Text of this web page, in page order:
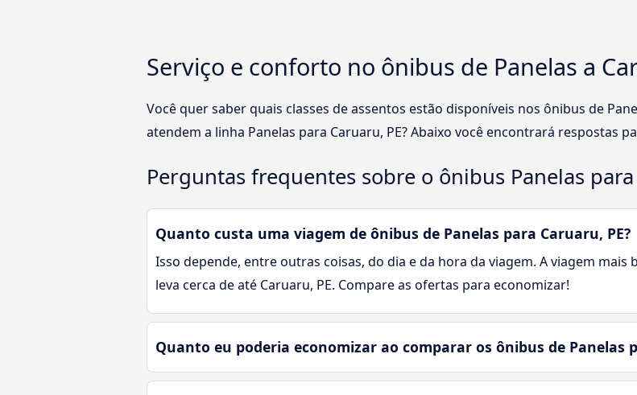
Serviço e conforto no ônibus de Panelas a
Você quer saber quais classes de assentos estão disponíveis nos ônibus de
atendem a linha Panelas para Caruaru, PE? Abaixo você encontrará respostas
Perguntas frequentes sobre o ônibus Panelas para
Quanto custa uma viagem de ônibus de Panelas para Caruaru, PE?
Isso depende, entre outras coisas, do dia e da hora da viagem. A viagem
leva cerca de até Caruaru, PE. Compare as ofertas para economizar!
Quanto eu poderia economizar ao comparar os ônibus de Panelas